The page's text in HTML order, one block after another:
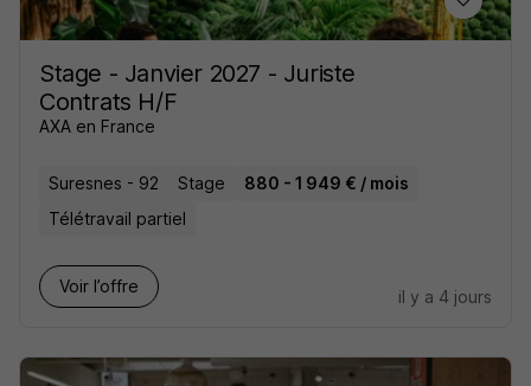
Stage - Janvier 2027 - Juriste
Contrats H/F
AXA en France
Suresnes - 92 Stage
880 - 1 949 € / mois
Télétravail partiel
Voir l’offre
il y a 4 jours